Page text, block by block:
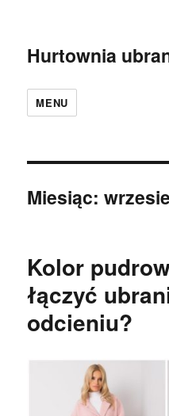
Hurtownia
MENU
Miesiąc:
Kolor
łączyć
odcieniu?